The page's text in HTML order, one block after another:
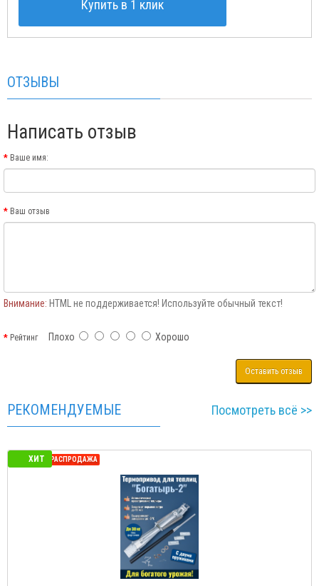
Купить в 1 клик
ОТЗЫВЫ
Написать отзыв
Ваше имя:
Ваш отзыв
Внимание: HTML не поддерживается! Используйте обычный текст!
РейтингПлохо Хорошо
Оставить отзыв
РЕКОМЕНДУЕМЫЕ Посмотреть всё >>
ХИТ
СЕЗОННАЯ РАСПРОДАЖА